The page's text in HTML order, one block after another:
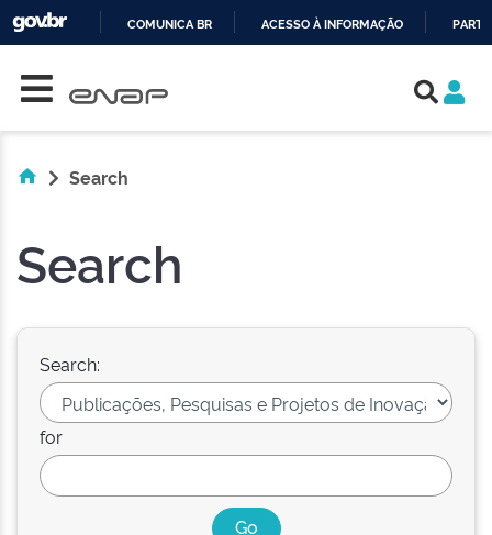
COMUNICA BR ACESSO À INFORMAÇÃO
Search
Search
Search:
for